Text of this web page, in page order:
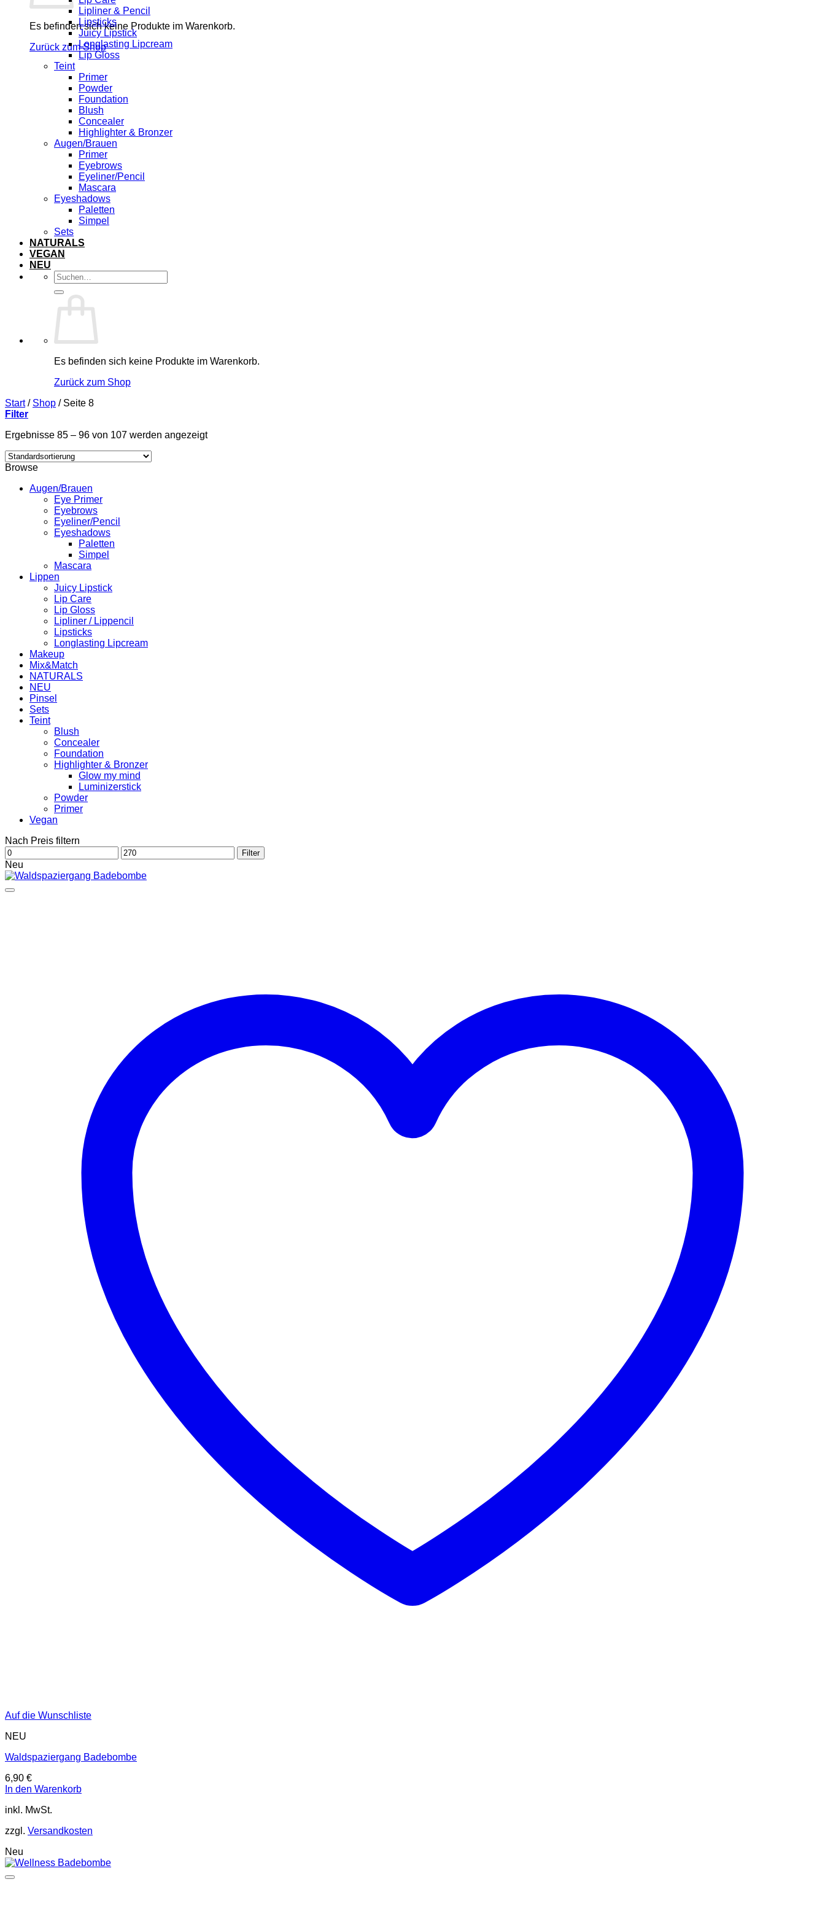
Es befinden sich keine Produkte im Warenkorb.
Zurück zum Shop
Lipliner & Pencil
Lipsticks
Juicy Lipstick
Longlasting Lipcream
Lip Gloss
Teint
Primer
Powder
Foundation
Blush
Concealer
Highlighter & Bronzer
Augen/Brauen
Primer
Eyebrows
Eyeliner/Pencil
Mascara
Eyeshadows
Paletten
Simpel
Sets
NATURALS
VEGAN
NEU
Suchen
nach:
Es befinden sich keine Produkte im Warenkorb.
Zurück zum Shop
Start / Shop /Seite 8
Filter
Ergebnisse 85 – 96 von 107 werden angezeigt
Browse
Augen/Brauen
Eye Primer
Eyebrows
Eyeliner/Pencil
Eyeshadows
Paletten
Simpel
Mascara
Lippen
Juicy Lipstick
Lip Care
Lip Gloss
Lipliner / Lippencil
Lipsticks
Longlasting Lipcream
Makeup
Mix&Match
NATURALS
NEU
Pinsel
Sets
Teint
Blush
Concealer
Foundation
Highlighter & Bronzer
Glow my mind
Luminizerstick
Powder
Primer
Vegan
Nach Preis filtern
Min.
Preis
Max.
Preis
Filter
Neu
Auf die Wunschliste
NEU
Waldspaziergang Badebombe
6,90 €
In den Warenkorb
inkl. MwSt.
zzgl. Versandkosten
Neu